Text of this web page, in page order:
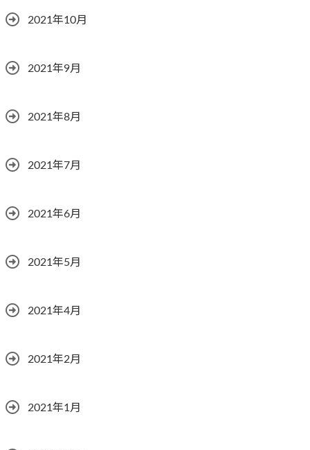
2021年10月
2021年9月
2021年8月
2021年7月
2021年6月
2021年5月
2021年4月
2021年2月
2021年1月